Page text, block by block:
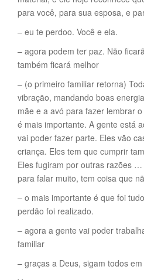
para você, para sua esposa, e
– eu te perdoo. Você e ela.
– agora podem ter paz. Não
também ficará melhor
– (o primeiro familiar retorna)
vibração, mandando boas
mãe e a avó para fazer lembrar
é mais importante. A gente está
vai poder fazer parte. Eles vão
criança. Eles tem que cumprir
Eles fugiram por outras razões
para falar muito, tem coisa que
– o mais importante é que foi
perdão foi realizado.
– agora a gente vai poder
familiar
– graças a Deus, sigam todos